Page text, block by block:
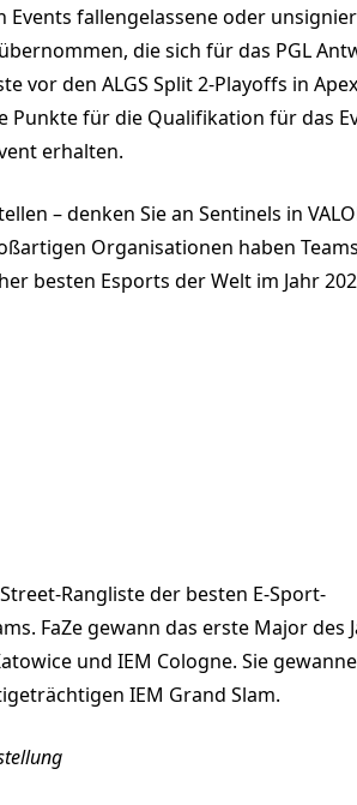
fallengelassene oder
die sich für das PGL
vor den ALGS Split 2-Playoffs in Apex
Punkte für die Qualifikation für das
erhalten.
– denken Sie an Sentinels in
Organisationen haben
besten Esports der Welt im Jahr
Rangliste der besten E-Sport-
FaZe gewann das erste Major des
und IEM Cologne. Sie
IEM Grand Slam.